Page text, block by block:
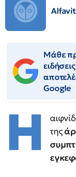
Μάθε
Google
Η
της